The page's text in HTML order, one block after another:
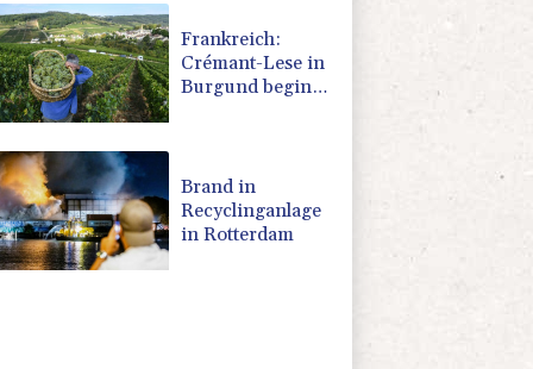
Frankreich:
Crémant-Lese in
Burgund beginnt
Brand in
Recyclinganlage
in Rotterdam